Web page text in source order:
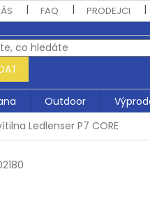
FAQ PRODEJCI
Outdoor
Ledlenser P7 CORE